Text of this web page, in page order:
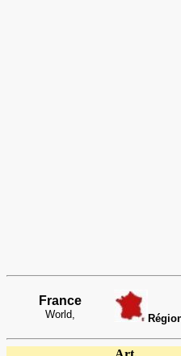
France
World,